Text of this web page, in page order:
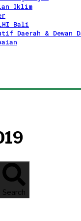
Iklim
Bali
Daerah & Dewan
Search